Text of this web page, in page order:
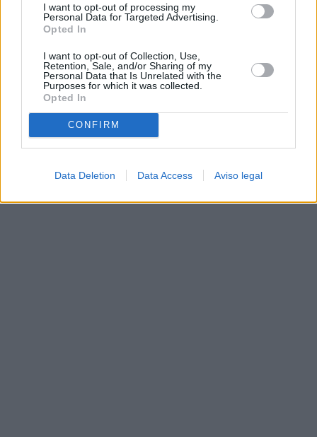
I want to opt-out of processing my
Personal Data for Targeted Advertising.
Opted In
I want to opt-out of Collection, Use,
Retention, Sale, and/or Sharing of my
Personal Data that Is Unrelated with the
Purposes for which it was collected.
Opted In
CONFIRM
Data Deletion Data Access Aviso legal